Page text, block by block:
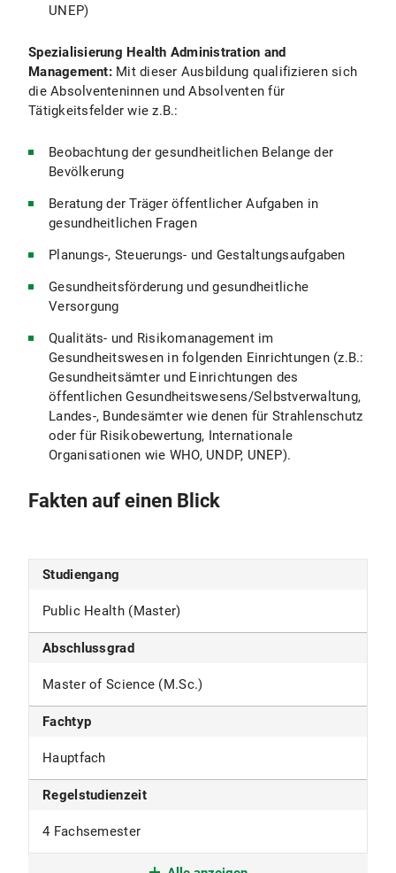
UNEP)
Spezialisierung Health Administration and
Management:Mit dieser Ausbildung qualifizieren sich
die Absolventeninnen und Absolventen für
Tätigkeitsfelder wie z.B.:
Beobachtung der gesundheitlichen Belange der
Bevölkerung
Beratung der Träger öffentlicher Aufgaben in
gesundheitlichen Fragen
Planungs-, Steuerungs- und Gestaltungsaufgaben
Gesundheitsförderung und gesundheitliche
Versorgung
Qualitäts- und Risikomanagement im
Gesundheitswesen in folgenden Einrichtungen (z.B.:
Gesundheitsämter und Einrichtungen des
öffentlichen Gesundheitswesens/Selbstverwaltung,
Landes-, Bundesämter wie denen für Strahlenschutz
oder für Risikobewertung, Internationale
Organisationen wie WHO, UNDP, UNEP).
Fakten auf einen Blick
Studiengang
Public Health (Master)
Abschlussgrad
Master of Science (M.Sc.)
Fachtyp
Hauptfach
Regelstudienzeit
4 Fachsemester